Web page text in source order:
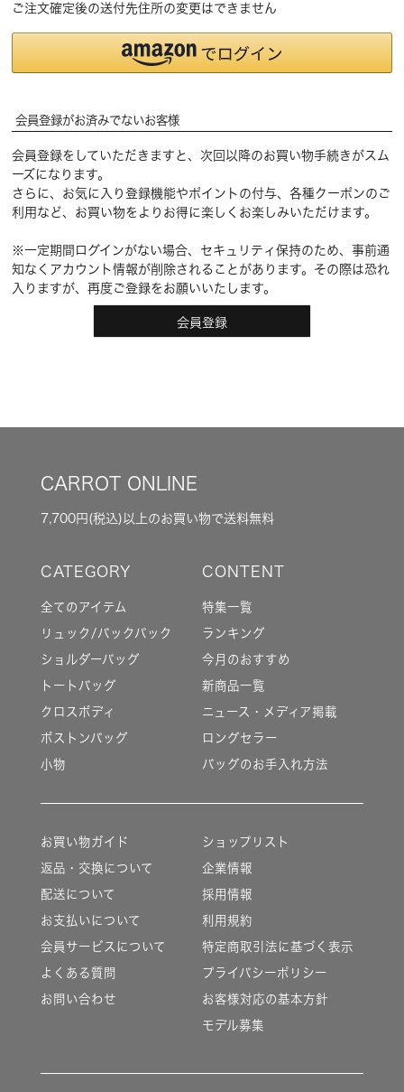
ご注文確定後の送付先住所の変更はできません
会員登録がお済みでないお客様
会員登録をしていただきますと、次回以降のお買い物手続きがスム
ーズになります。
さらに、お気に入り登録機能やポイントの付与、各種クーポンのご
利用など、お買い物をよりお得に楽しくお楽しみいただけます。
※一定期間ログインがない場合、セキュリティ保持のため、事前通
知なくアカウント情報が削除されることがあります。その際は恐れ
入りますが、再度ご登録をお願いいたします。
会員登録
CARROT ONLINE
7,700円(税込)以上のお買い物で送料無料
全てのアイテム
リュック/バックパック
ショルダーバッグ
トートバッグ
クロスボディ
ボストンバッグ
小物
特集一覧
ランキング
今月のおすすめ
新商品一覧
ニュース・メディア掲載
ロングセラー
バッグのお手入れ方法
お買い物ガイド
返品・交換について
配送について
お支払いについて
会員サービスについて
よくある質問
お問い合わせ
ショップリスト
企業情報
採用情報
利用規約
特定商取引法に基づく表示
プライバシーポリシー
お客様対応の基本方針
モデル募集